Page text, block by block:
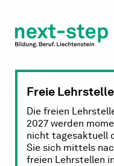
Beratung &
Freie
Die freien
2027 werden
nicht tagesaktuell
Sie sich mittels
freien Lehrstellen